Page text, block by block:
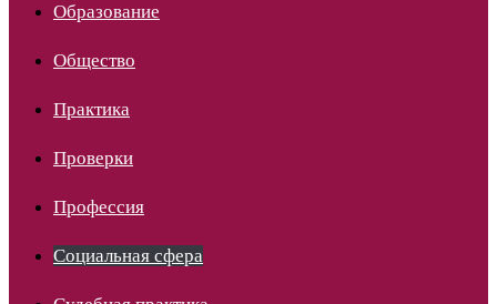
Образование
Общество
Практика
Проверки
Профессия
Социальная сфера